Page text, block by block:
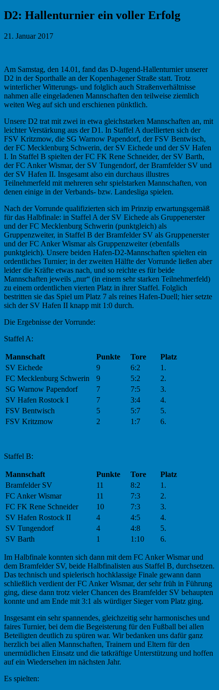
D2: Hallenturnier ein voller Erfolg
21. Januar 2017
Am Samstag, den 14.01, fand das D-Jugend-Hallenturnier unserer
D2 in der Sporthalle an der Kopenhagener Straße statt. Trotz
winterlicher Witterungs- und folglich auch Straßenverhältnisse
nahmen alle eingeladenen Mannschaften den teilweise ziemlich
weiten Weg auf sich und erschienen pünktlich.
Unsere D2 trat mit zwei in etwa gleichstarken Mannschaften an, mit
leichter Verstärkung aus der D1. In Staffel A duellierten sich der
FSV Kritzmow, die SG Warnow Papendorf, der FSV Bentwisch,
der FC Mecklenburg Schwerin, der SV Eichede und der SV Hafen
I. In Staffel B spielten der FC FK Rene Schneider, der SV Barth,
der FC Anker Wismar, der SV Tungendorf, der Bramfelder SV und
der SV Hafen II. Insgesamt also ein durchaus illustres
Teilnehmerfeld mit mehreren sehr spielstarken Mannschaften, von
denen einige in der Verbands- bzw. Landesliga spielen.
Nach der Vorrunde qualifizierten sich im Prinzip erwartungsgemäß
für das Halbfinale: in Staffel A der SV Eichede als Gruppenerster
und der FC Mecklenburg Schwerin (punktgleich) als
Gruppenzweiter, in Staffel B der Bramfelder SV als Gruppenerster
und der FC Anker Wismar als Gruppenzweiter (ebenfalls
punktgleich). Unsere beiden Hafen-D2-Mannschaften spielten ein
ordentliches Turnier; in der zweiten Hälfte der Vorrunde ließen aber
leider die Kräfte etwas nach, und so reichte es für beide
Mannschaften jeweils „nur“ (in einem sehr starken Teilnehmerfeld)
zu einem ordentlichen vierten Platz in ihrer Staffel. Folglich
bestritten sie das Spiel um Platz 7 als reines Hafen-Duell; hier setzte
sich der SV Hafen II knapp mit 1:0 durch.
Die Ergebnisse der Vorrunde:
Staffel A:
Mannschaft Punkte Tore
Platz
SV Eichede
9 6:2
1.
FC Mecklenburg Schwerin
9 5:2
2.
SG Warnow Papendorf
7 7:5
3.
SV Hafen Rostock I
7 3:4
4.
FSV Bentwisch
5 5:7
5.
FSV Kritzmow
2 1:7 6.
Staffel B:
Mannschaft Punkte Tore
Platz
Bramfelder SV
11 8:2
1.
FC Anker Wismar
11 7:3
2.
FC FK Rene Schneider
10 7:3
3.
SV Hafen Rostock II
4 4:5
4.
SV Tungendorf
4 4:8
5.
SV Barth
1 1:10 6.
Im Halbfinale konnten sich dann mit dem FC Anker Wismar und
dem Bramfelder SV, beide Halbfinalisten aus Staffel B, durchsetzen.
Das technisch und spielerisch hochklassige Finale gewann dann
schließlich verdient der FC Anker Wismar, der sehr früh in Führung
ging, diese dann trotz vieler Chancen des Bramfelder SV behaupten
konnte und am Ende mit 3:1 als würdiger Sieger vom Platz ging.
Insgesamt ein sehr spannendes, gleichzeitig sehr harmonisches und
faires Turnier, bei dem die Begeisterung für den Fußball bei allen
Beteiligten deutlich zu spüren war. Wir bedanken uns dafür ganz
herzlich bei allen Mannschaften, Trainern und Eltern für den
unermüdlichen Einsatz und die tatkräftige Unterstützung und hoffen
auf ein Wiedersehen im nächsten Jahr.
Es spielten: